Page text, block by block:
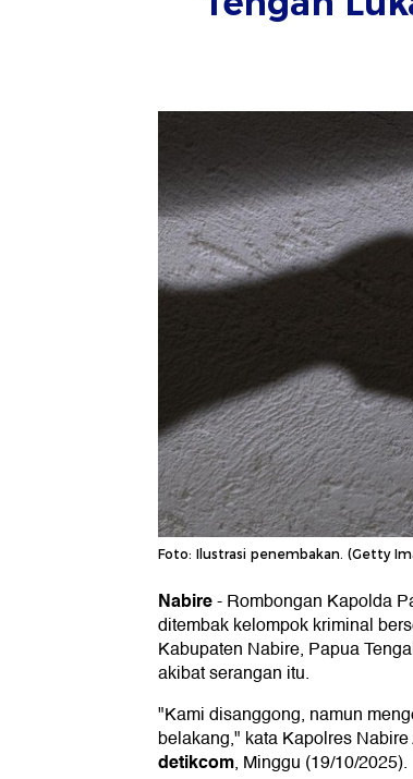
Foto: Ilustrasi penembakan. (Getty
Nabire-Rombongan Kapolda
ditembak kelompok kriminal
Kabupaten Nabire, Papua
akibat serangan itu.
"Kami disanggong, namun
belakang," kata Kapolres
detikcom, Minggu (19/10/2025).